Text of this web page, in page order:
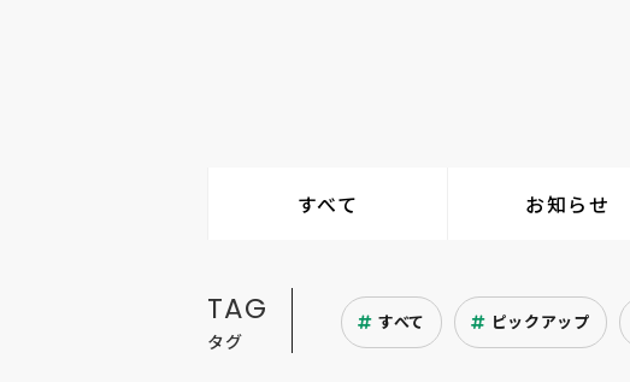
すべて お知らせ
TAG
タグ
すべて ピックアップ